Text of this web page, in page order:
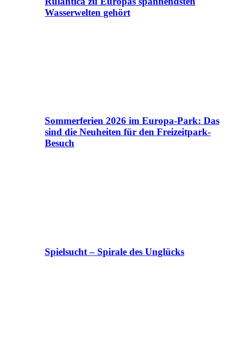
Wasserwelten gehört
Sommerferien 2026 im Europa-Park: Das
sind die Neuheiten für den Freizeitpark-
Besuch
Spielsucht – Spirale des Unglücks